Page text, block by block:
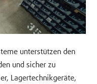
unterstützen den
und sicher zu
Lagertechnikgeräte,